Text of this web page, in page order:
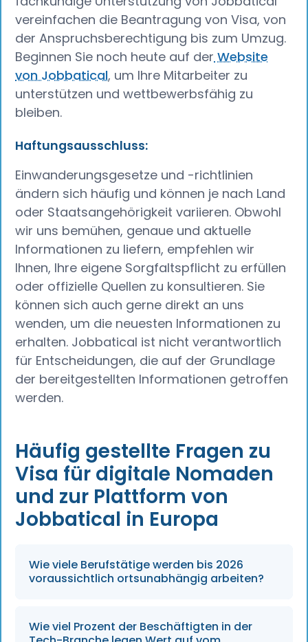
vereinfachen die Beantragung von Visa, von
der Anspruchsberechtigung bis zum Umzug.
Beginnen Sie noch heute auf derWebsite
von Jobbatical, um Ihre Mitarbeiter zu
unterstützen und wettbewerbsfähig zu
bleiben.
Haftungsausschluss:
Einwanderungsgesetze und -richtlinien
ändern sich häufig und können je nach Land
oder Staatsangehörigkeit variieren. Obwohl
wir uns bemühen, genaue und aktuelle
Informationen zu liefern, empfehlen wir
Ihnen, Ihre eigene Sorgfaltspflicht zu erfüllen
oder offizielle Quellen zu konsultieren. Sie
können sich auch gerne direkt an uns
wenden, um die neuesten Informationen zu
erhalten. Jobbatical ist nicht verantwortlich
für Entscheidungen, die auf der Grundlage
der bereitgestellten Informationen getroffen
werden.
Häufig gestellte Fragen zu
Visa für digitale Nomaden
und zur Plattform von
Jobbatical in Europa
Wie viele Berufstätige werden bis 2026
voraussichtlich ortsunabhängig arbeiten?
Die Zahl der digitalen Nomaden weltweit wird
voraussichtlich bis 2026 auf 50 Millionen
Wie viel Prozent der Beschäftigten in der